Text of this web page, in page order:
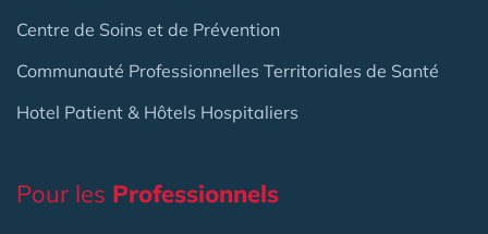
Centre de Soins et de Prévention
Communauté Professionnelles Territoriales de Santé
Hotel Patient & Hôtels Hospitaliers
Pour les Professionnels